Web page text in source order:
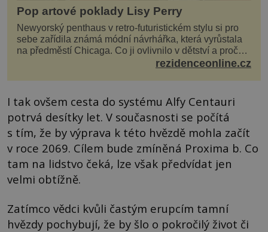
Pop artové poklady Lisy Perry
Newyorský penthaus v retro-futuristickém stylu si pro
sebe zařídila známá módní návrhářka, která vyrůstala
na předměstí Chicaga. Co ji ovlivnilo v dětství a proč
vypadá její domov právě takto? Interié...rezidenceonline.cz
I tak ovšem cesta do systému Alfy Centauri
potrvá desítky let. V současnosti se počítá
s tím, že by výprava k této hvězdě mohla začít
v roce 2069. Cílem bude zmíněná Proxima b. Co
tam na lidstvo čeká, lze však předvídat jen
velmi obtížně.
Zatímco vědci kvůli častým erupcím tamní
hvězdy pochybují, že by šlo o pokročilý život či